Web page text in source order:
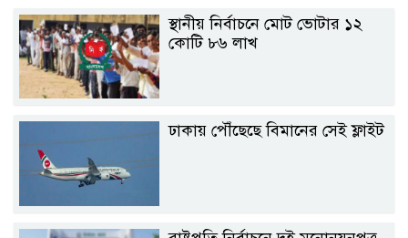
স্থানীয় নির্বাচনে মোট ভোটার ১২
কোটি ৮৬ লাখ
ঢাকায় পৌঁছেছে বিমানের সেই ফ্লাইট